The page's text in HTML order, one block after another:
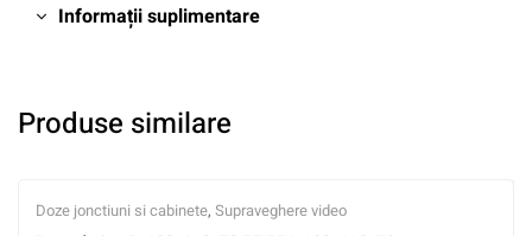
Informații suplimentare
Produse similare
Doze jonctiuni si cabinete, Supraveghere video